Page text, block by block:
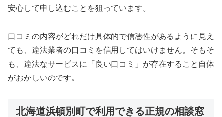
安心して申し込むことを狙っています。
口コミの内容がどれだけ具体的で信憑性があるように見え
ても、違法業者の口コミを信用してはいけません。そもそ
も、違法なサービスに「良い口コミ」が存在すること自体
がおかしいのです。
北海道浜頓別町で利用できる正規の相談窓